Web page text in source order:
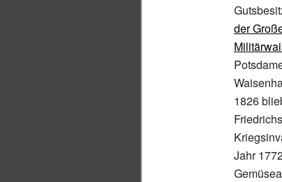
der
1826
Jahr